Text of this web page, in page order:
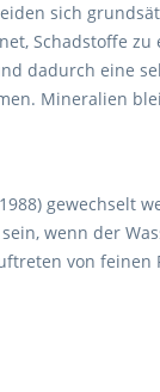
sich
Schadstoffe
dadurch eine
Mineralien
gewechselt
wenn der
von